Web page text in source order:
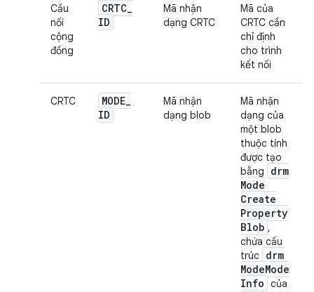
Cầu
nối
cộng
đồng
CRTC_
ID
Mã nhận
dạng CRTC
Mã của
CRTC cần
chỉ định
cho trình
kết nối
CRTC MODE_
ID
Mã nhận
dạng blob
Mã nhận
dạng của
một blob
thuộc tính
được tạo
bằng
drm
Mode
Create
Property
Blob ,
chứa cấu
trúc drm
ModeMode
Info của